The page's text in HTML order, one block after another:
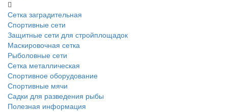
Сетка заградительная
Спортивные сети
Защитные сети для стройплощадок
Маскировочная сетка
Рыболовные сети
Сетка металлическая
Спортивное оборудование
Спортивные мячи
Садки для разведения рыбы
Полезная информация